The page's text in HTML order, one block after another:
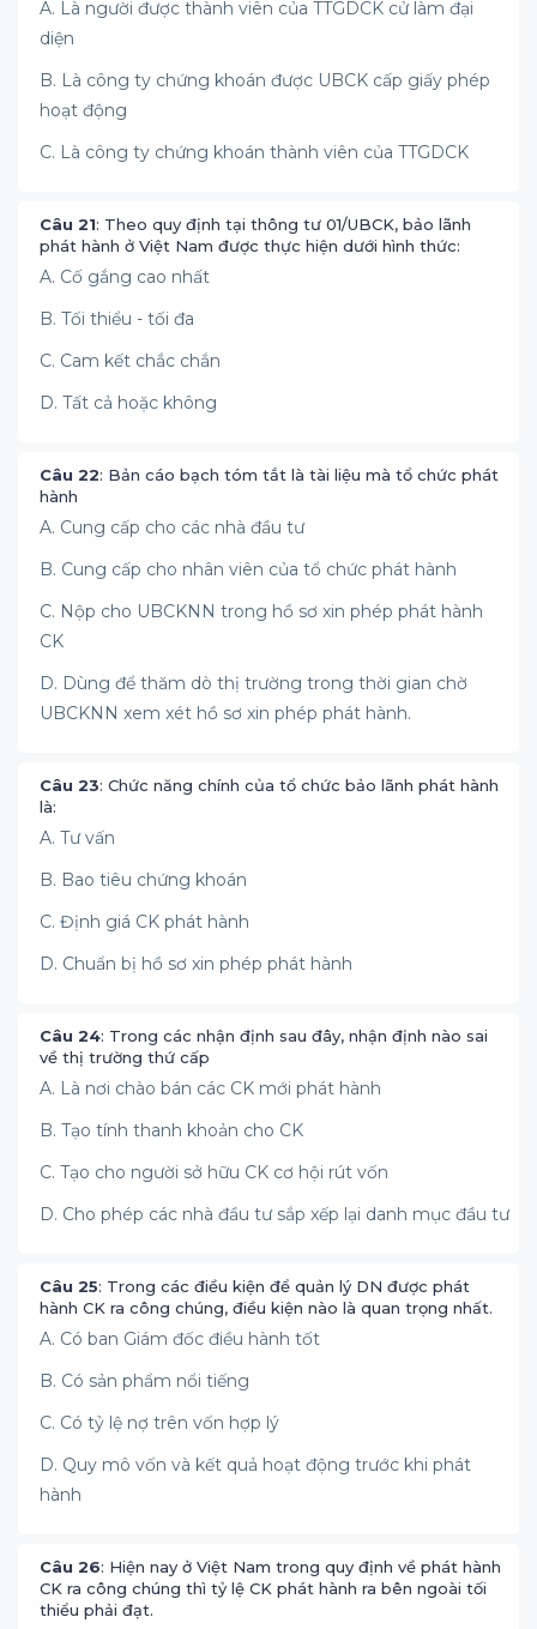
A. Là người được thành viên của TTGDCK cử làm đại
diện
B. Là công ty chứng khoán được UBCK cấp giấy phép
hoạt động
C. Là công ty chứng khoán thành viên của TTGDCK
Câu 21: Theo quy định tại thông tư 01/UBCK, bảo lãnh
phát hành ở Việt Nam được thực hiện dưới hình thức:
A. Cố gắng cao nhất
B. Tối thiểu - tối đa
C. Cam kết chắc chắn
D. Tất cả hoặc không
Câu 22: Bản cáo bạch tóm tắt là tài liệu mà tổ chức phát
hành
A. Cung cấp cho các nhà đầu tư
B. Cung cấp cho nhân viên của tổ chức phát hành
C. Nộp cho UBCKNN trong hồ sơ xin phép phát hành
CK
D. Dùng để thăm dò thị trường trong thời gian chờ
UBCKNN xem xét hồ sơ xin phép phát hành.
Câu 23: Chức năng chính của tổ chức bảo lãnh phát hành
là:
A. Tư vấn
B. Bao tiêu chứng khoán
C. Định giá CK phát hành
D. Chuẩn bị hồ sơ xin phép phát hành
Câu 24: Trong các nhận định sau đây, nhận định nào sai
về thị trường thứ cấp
A. Là nơi chào bán các CK mới phát hành
B. Tạo tính thanh khoản cho CK
C. Tạo cho người sở hữu CK cơ hội rút vốn
D. Cho phép các nhà đầu tư sắp xếp lại danh mục đầu tư
Câu 25: Trong các điều kiện để quản lý DN được phát
hành CK ra công chúng, điều kiện nào là quan trọng nhất.
A. Có ban Giám đốc điều hành tốt
B. Có sản phẩm nổi tiếng
C. Có tỷ lệ nợ trên vốn hợp lý
D. Quy mô vốn và kết quả hoạt động trước khi phát
hành
Câu 26: Hiện nay ở Việt Nam trong quy định về phát hành
CK ra công chúng thì tỷ lệ CK phát hành ra bên ngoài tối
thiểu phải đạt.